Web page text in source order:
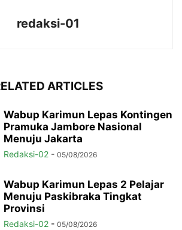
redaksi-01
ARTICLES
Wabup Karimun Lepas Kontingen
Pramuka Jambore Nasional
Menuju Jakarta
Redaksi-02 - 05/08/2026
Wabup Karimun Lepas 2 Pelajar
Menuju Paskibraka Tingkat
Provinsi
Redaksi-02 - 05/08/2026